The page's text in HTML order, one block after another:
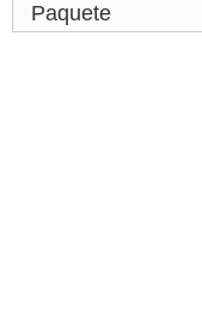
Paquete